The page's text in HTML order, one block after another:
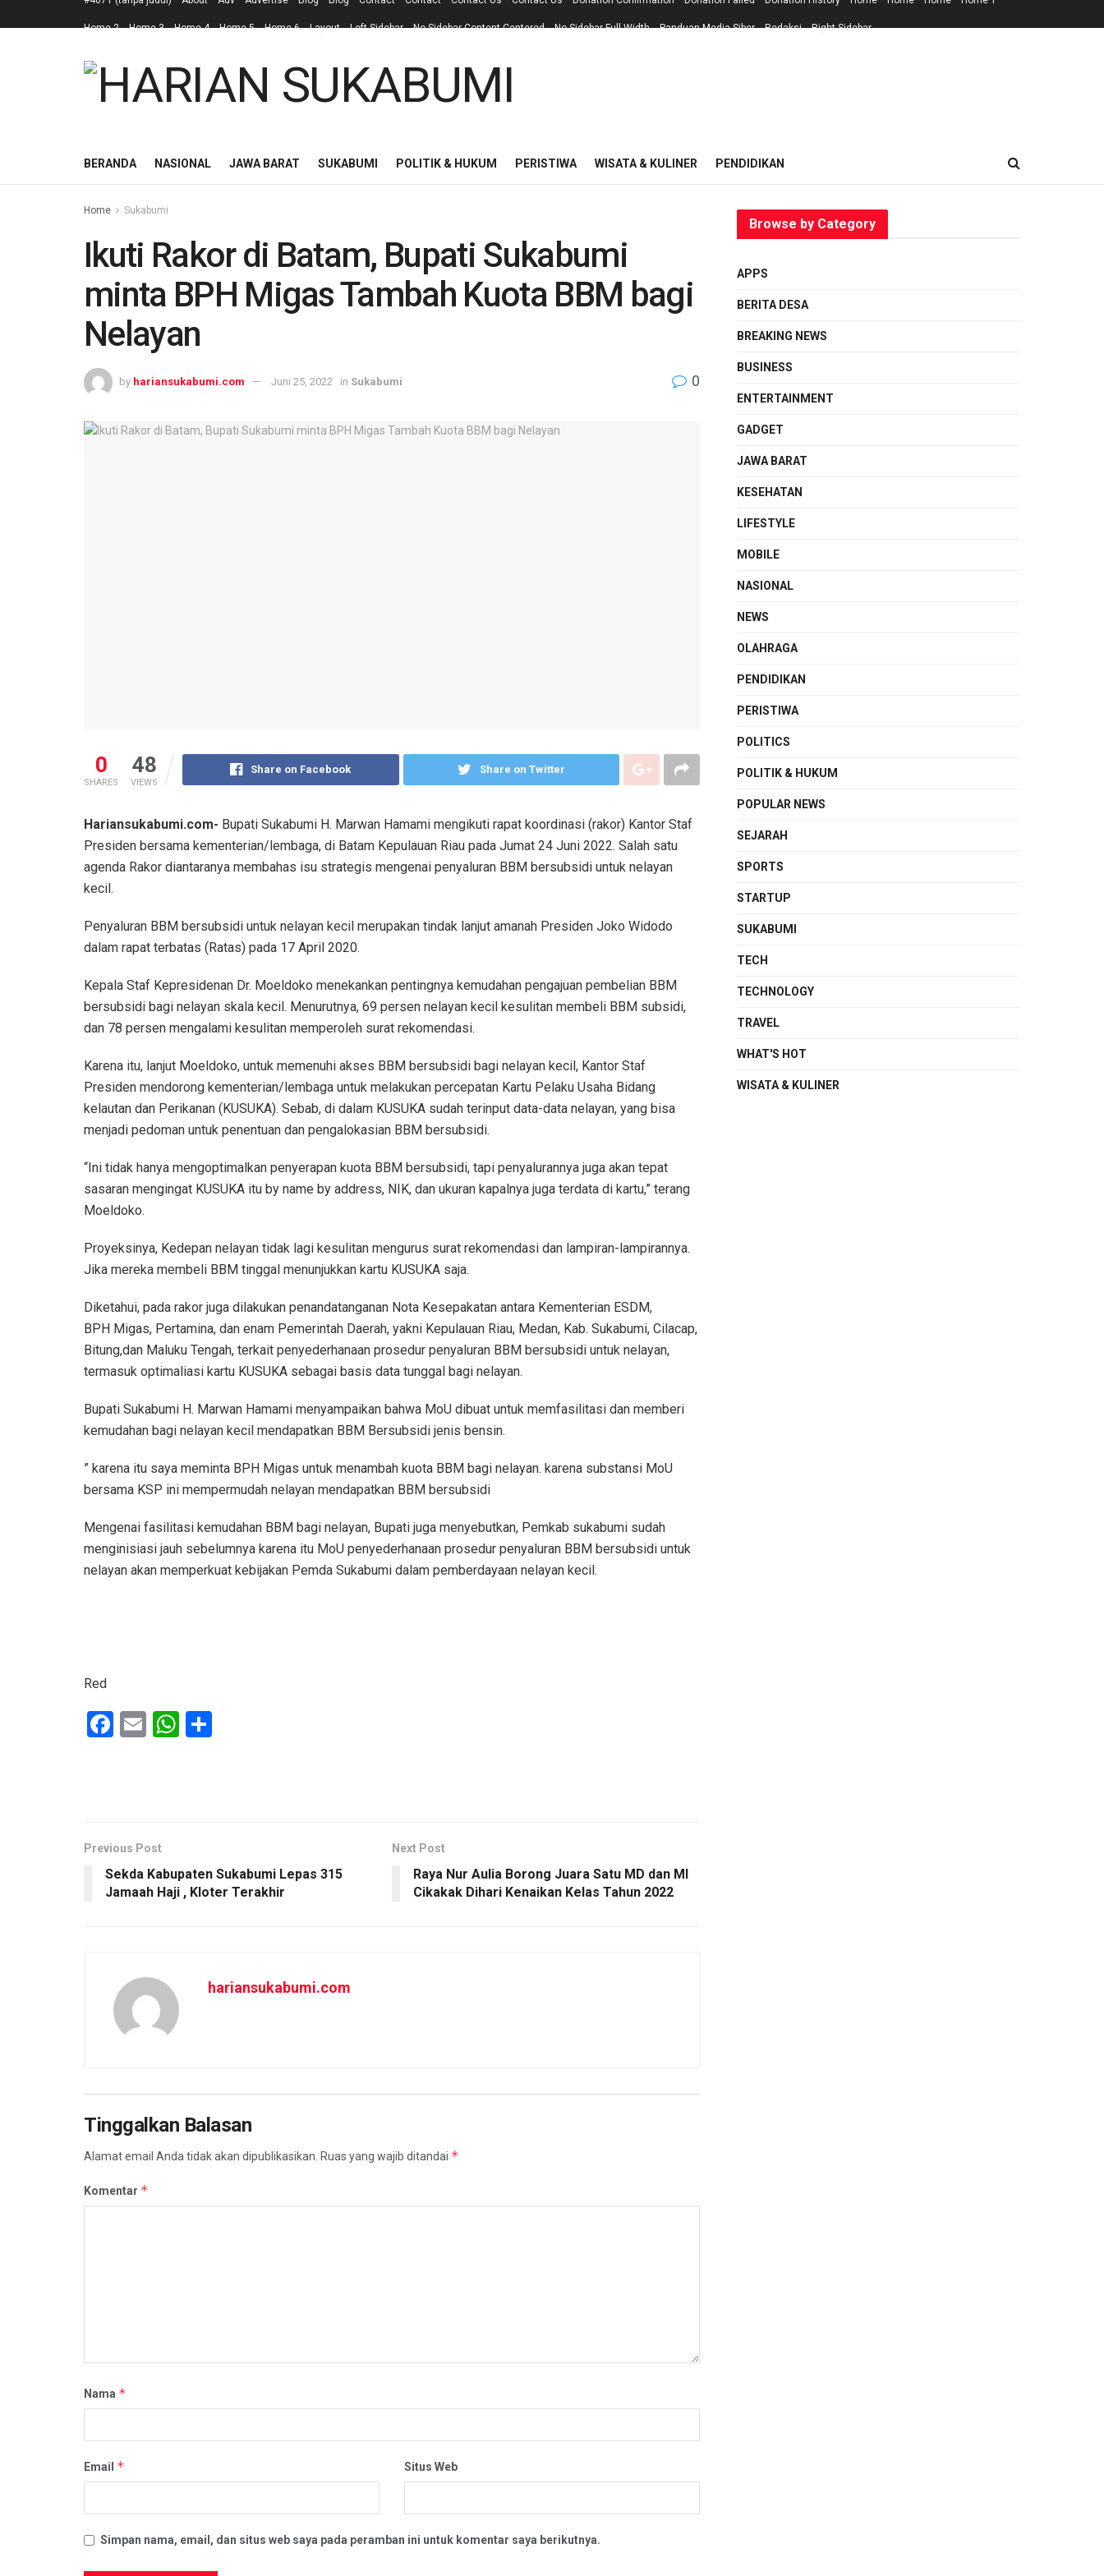
Home 2 Home 3 Home 4 Home 5 Home 6 Layout Left Sidebar No Sidebar Content Centered No Sidebar Full Width Panduan Media Siber Redaksi Right Sidebar
BERANDA NASIONAL JAWA BARAT SUKABUMI POLITIK & HUKUM PERISTIWA WISATA & KULINER PENDIDIKAN
Home Sukabumi
Ikuti Rakor di Batam, Bupati Sukabumi
minta BPH Migas Tambah Kuota BBM bagi
Nelayan
by hariansukabumi.com Juni 25, 2022 in Sukabumi 0
0
SHARES
48
VIEWS
Share on Facebook Share on Twitter
Hariansukabumi.com- Bupati Sukabumi H. Marwan Hamami mengikuti rapat koordinasi (rakor) Kantor Staf
Presiden bersama kementerian/lembaga, di Batam Kepulauan Riau pada Jumat 24 Juni 2022. Salah satu
agenda Rakor diantaranya membahas isu strategis mengenai penyaluran BBM bersubsidi untuk nelayan
kecil.
Penyaluran BBM bersubsidi untuk nelayan kecil merupakan tindak lanjut amanah Presiden Joko Widodo
dalam rapat terbatas (Ratas) pada 17 April 2020.
Kepala Staf Kepresidenan Dr. Moeldoko menekankan pentingnya kemudahan pengajuan pembelian BBM
bersubsidi bagi nelayan skala kecil. Menurutnya, 69 persen nelayan kecil kesulitan membeli BBM subsidi,
dan 78 persen mengalami kesulitan memperoleh surat rekomendasi.
Karena itu, lanjut Moeldoko, untuk memenuhi akses BBM bersubsidi bagi nelayan kecil, Kantor Staf
Presiden mendorong kementerian/lembaga untuk melakukan percepatan Kartu Pelaku Usaha Bidang
kelautan dan Perikanan (KUSUKA). Sebab, di dalam KUSUKA sudah terinput data-data nelayan, yang bisa
menjadi pedoman untuk penentuan dan pengalokasian BBM bersubsidi.
“Ini tidak hanya mengoptimalkan penyerapan kuota BBM bersubsidi, tapi penyalurannya juga akan tepat
sasaran mengingat KUSUKA itu by name by address, NIK, dan ukuran kapalnya juga terdata di kartu,” terang
Moeldoko.
Proyeksinya, Kedepan nelayan tidak lagi kesulitan mengurus surat rekomendasi dan lampiran-lampirannya.
Jika mereka membeli BBM tinggal menunjukkan kartu KUSUKA saja.
Diketahui, pada rakor juga dilakukan penandatanganan Nota Kesepakatan antara Kementerian ESDM,
BPH Migas, Pertamina, dan enam Pemerintah Daerah, yakni Kepulauan Riau, Medan, Kab. Sukabumi, Cilacap,
Bitung,dan Maluku Tengah, terkait penyederhanaan prosedur penyaluran BBM bersubsidi untuk nelayan,
termasuk optimaliasi kartu KUSUKA sebagai basis data tunggal bagi nelayan.
Bupati Sukabumi H. Marwan Hamami menyampaikan bahwa MoU dibuat untuk memfasilitasi dan memberi
kemudahan bagi nelayan kecil mendapatkan BBM Bersubsidi jenis bensin.
” karena itu saya meminta BPH Migas untuk menambah kuota BBM bagi nelayan. karena substansi MoU
bersama KSP ini mempermudah nelayan mendapatkan BBM bersubsidi
Mengenai fasilitasi kemudahan BBM bagi nelayan, Bupati juga menyebutkan, Pemkab sukabumi sudah
menginisiasi jauh sebelumnya karena itu MoU penyederhanaan prosedur penyaluran BBM bersubsidi untuk
nelayan akan memperkuat kebijakan Pemda Sukabumi dalam pemberdayaan nelayan kecil.
Red
F
o
k
E
W
p
Previous Post
Sekda Kabupaten Sukabumi Lepas 315
Jamaah Haji , Kloter Terakhir
Next Post
Raya Nur Aulia Borong Juara Satu MD dan MI
Cikakak Dihari Kenaikan Kelas Tahun 2022
hariansukabumi.com
Tinggalkan Balasan
Alamat email Anda tidak akan dipublikasikan. Ruas yang wajib ditandai *
Komentar *
Nama *
Email * Situs Web
Simpan nama, email, dan situs web saya pada peramban ini untuk komentar saya berikutnya.
Browse by Category
APPS
BERITA DESA
BREAKING NEWS
BUSINESS
ENTERTAINMENT
GADGET
JAWA BARAT
KESEHATAN
LIFESTYLE
MOBILE
NASIONAL
NEWS
OLAHRAGA
PENDIDIKAN
PERISTIWA
POLITICS
POLITIK & HUKUM
POPULAR NEWS
SEJARAH
SPORTS
STARTUP
SUKABUMI
TECH
TECHNOLOGY
TRAVEL
WHAT'S HOT
WISATA & KULINER